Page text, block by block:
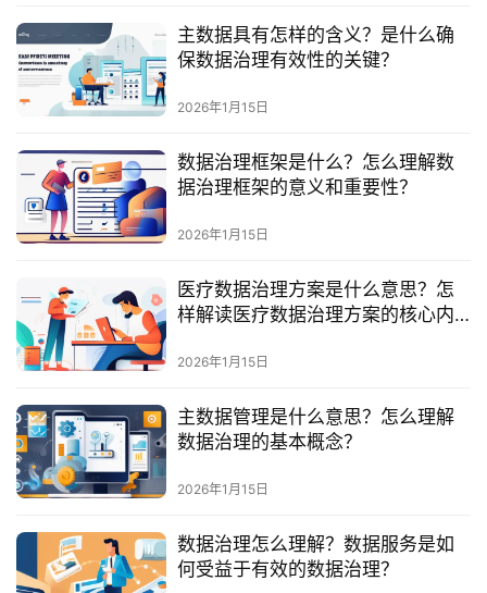
合
作
与
支
持
解
普
元
联
系
我
们
主数据具有怎样的含义？是什么确
保数据治理有效性的关键？
2026年1月15日
数据治理框架是什么？怎么理解数
据治理框架的意义和重要性？
2026年1月15日
医疗数据治理方案是什么意思？怎
样解读医疗数据治理方案的核心内
2026年1月15日
主数据管理是什么意思？怎么理解
数据治理的基本概念？
2026年1月15日
数据治理怎么理解？数据服务是如
何受益于有效的数据治理？